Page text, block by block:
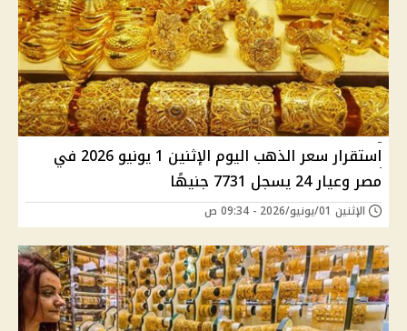
استقرار سعر الذهب اليوم الإثنين 1 يونيو 2026 في
مصر وعيار 24 يسجل 7731 جنيهًا
الإثنين 01/يونيو/2026 - 09:34 ص